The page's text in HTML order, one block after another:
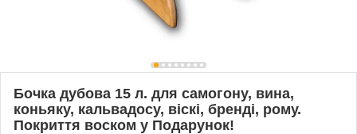
Бочка дубова 15 л. для самогону, вина,
коньяку, кальвадосу, віскі, бренді, рому.
Покриття воском у Подарунок!